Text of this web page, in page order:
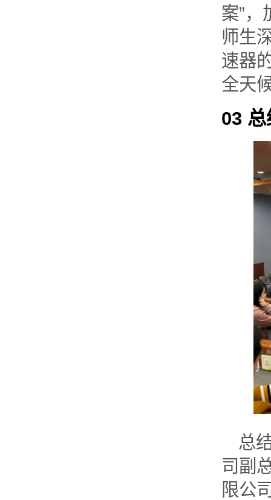
案”，
师生
速器
全天
03
总
司副
限公